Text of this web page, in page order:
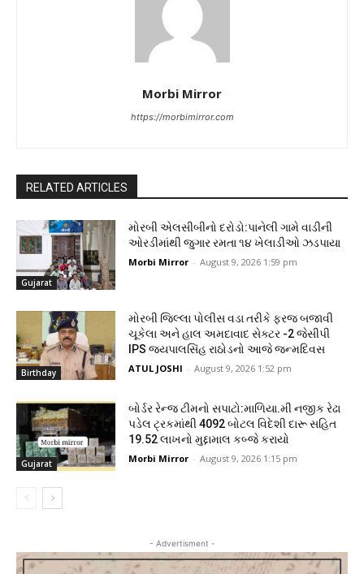
Morbi Mirror
https://morbimirror.com
RELATED ARTICLES
Gujarat
મોરબી એલસીબીનો દરોડો:પાનેલી ગામે વાડીની
ઓરડીમાંથી જુગાર રમતા ૧૪ ખેલાડીઓ ઝડપાયા
Morbi Mirror - August 9, 2026 1:59 pm
Birthday
મોરબી જિલ્લા પોલીસ વડા તરીકે ફરજ બજાવી
ચૂકેલા અને હાલ અમદાવાદ સેક્ટર -2 જેસીપી
IPS જયપાલસિંહ રાઠોડનો આજે જન્મદિવસ
ATUL JOSHI - August 9, 2026 1:52 pm
Gujarat
બોર્ડર રેન્જ ટીમનો સપાટો:માળિયા.મી નજીક રેઢા
પડેલ ટ્રકમાંથી 4092 બોટલ વિદેશી દારૂ સહિત
19.52 લાખનો મુદ્દામાલ કબ્જે કરાયો
Morbi Mirror - August 9, 2026 1:15 pm
- Advertisment -